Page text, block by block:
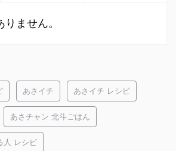
ません。
あさイチ あさイチ レシピ
あさチャン 北斗ごはん
人 レシピ